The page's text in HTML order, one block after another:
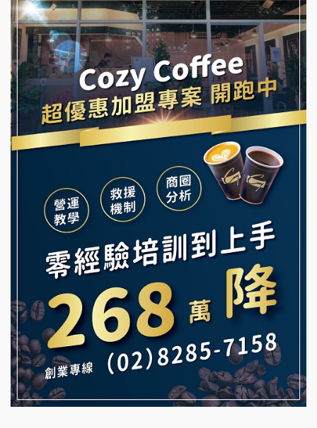
霏等茶加盟說明會
早安山丘加盟說明會
冰封仙果加盟說明會
Ramble Café 漫步藍咖啡加盟說明會
微風亭鐵板燒加盟說明會
鮮茶道加盟說明會
【曉妍美妝】誠徵行政櫃檯
自助洗衣店誠徵代洗收送人員(台中市)
MUSHEN徵SPA美容芳療師
日十。早午食加盟說明會
拾鑶火鍋加盟說明會
阿性情趣無人販售所加盟明會
龍涎居好湯加盟說明會
舒油頭加盟說明會
韓金量加盟說明會
Mr.Wish加盟說明會
白鬍泡泡 BOHO POPO加盟說明會
雞咕雞咕加盟說明會
TEA TOP加盟說明會
珍好味臭臭鍋加盟說明會
藍象廷泰式火鍋加盟說明會